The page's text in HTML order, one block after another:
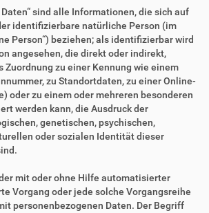
sind alle Informationen, die sich auf
identifizierbare natürliche Person (im
Person“) beziehen; als identifizierbar wird
angesehen, die direkt oder indirekt,
Zuordnung zu einer Kennung wie einem
zu Standortdaten, zu einer Online-
oder zu einem oder mehreren besonderen
werden kann, die Ausdruck der
genetischen, psychischen,
oder sozialen Identität dieser
mit oder ohne Hilfe automatisierter
Vorgang oder jede solche Vorgangsreihe
personenbezogenen Daten. Der Begriff